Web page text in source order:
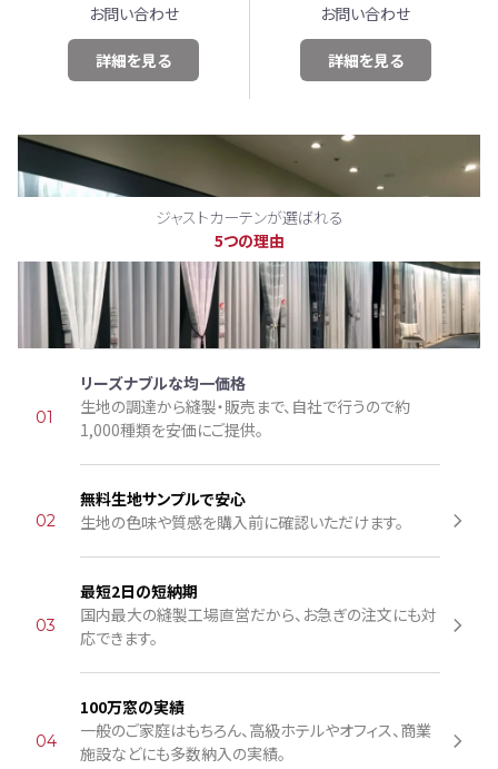
お問い合わせ
詳細を見る
お問い合わせ
詳細を見る
ジャストカーテンが選ばれる
5つの理由
01
リーズナブルな均一価格
生地の調達から縫製・販売まで、自社で行うので約
1,000種類を安価にご提供。
02
無料生地サンプルで安心
生地の色味や質感を購入前に確認いただけます。
03
最短2日の短納期
国内最大の縫製工場直営だから、お急ぎの注文にも対
応できます。
04
100万窓の実績
一般のご家庭はもちろん、高級ホテルやオフィス、商業
施設などにも多数納入の実績。